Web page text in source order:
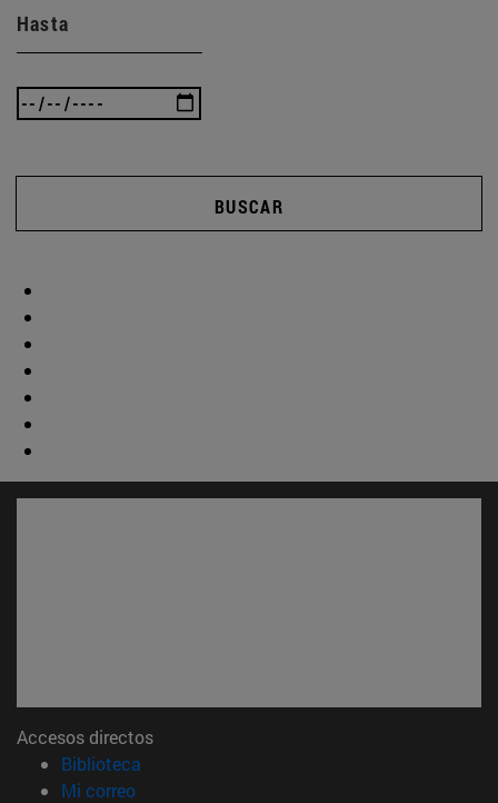
Hasta
BUSCAR
Accesos directos
Biblioteca
Mi correo(abre en nueva ventana)